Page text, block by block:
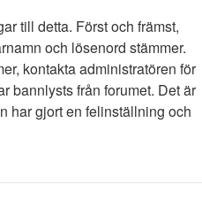
till detta. Först och främst,
och lösenord stämmer.
kontakta administratören för
bannlysts från forumet. Det är
har gjort en felinställning och